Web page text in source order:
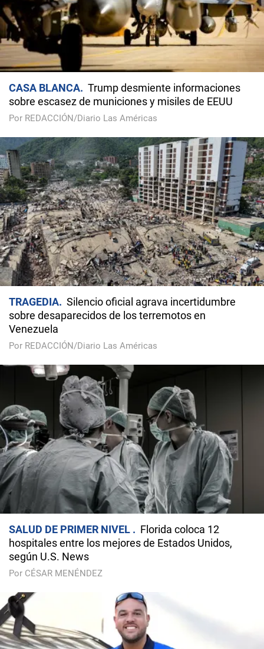
CASA BLANCA
Trump desmiente informaciones
sobre escasez de municiones y misiles de EEUU
Por REDACCIÓN/Diario Las Américas
TRAGEDIA
Silencio oficial agrava incertidumbre
sobre desaparecidos de los terremotos en
Venezuela
Por REDACCIÓN/Diario Las Américas
SALUD DE PRIMER NIVEL
Florida coloca 12
hospitales entre los mejores de Estados Unidos,
según U.S. News
Por CÉSAR MENÉNDEZ